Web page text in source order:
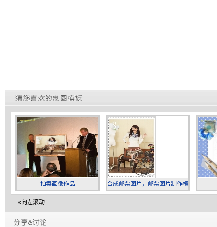
拍卖画像作品
合成邮票图片，邮票图片制作模
板
«向左滚动